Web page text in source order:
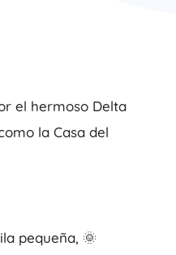
el hermoso Delta
la Casa del
pequeña, 🌞